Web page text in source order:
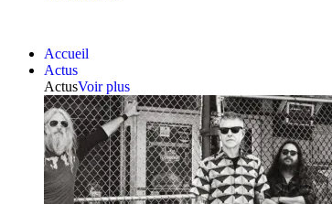
Accueil
Actus
ActusVoir plus